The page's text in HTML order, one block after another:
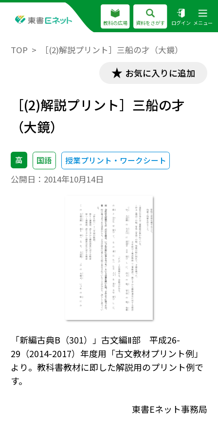
教科の広場 資料をさがす ログイン メニュー
TOP ［(2)解説プリント］三船の才（大鏡）
お気に入りに追加
［(2)解説プリント］三船の才
（大鏡）
高 国語 授業プリント・ワークシート
公開日： 2014年10月14日
「新編古典B（301）」古文編Ⅱ部 平成26-
29（2014-2017）年度用「古文教材プリント例」
より。教科書教材に即した解説用のプリント例で
す。
東書Eネット事務局